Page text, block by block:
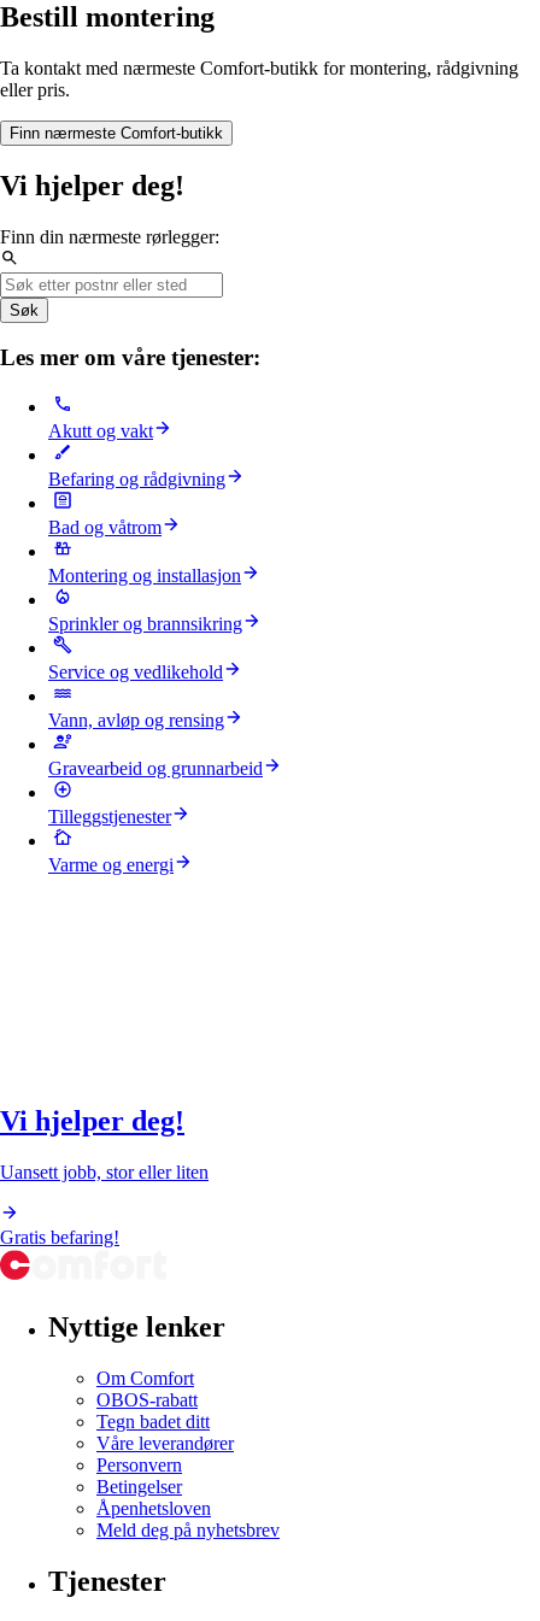
Bestill montering
Ta kontakt med nærmeste Comfort-butikk for montering, rådgivning
eller pris.
Finn nærmeste Comfort-butikk
Vi hjelper deg!
Finn din nærmeste rørlegger:
Søk
Les mer om våre tjenester:
Akutt og vakt
Befaring og rådgivning
Bad og våtrom
Montering og installasjon
Sprinkler og brannsikring
Service og vedlikehold
Vann, avløp og rensing
Gravearbeid og grunnarbeid
Tilleggstjenester
Varme og energi
Vi hjelper deg!
Uansett jobb, stor eller liten
Gratis befaring!
Nyttige lenker
Om Comfort
OBOS-rabatt
Tegn badet ditt
Våre leverandører
Personvern
Betingelser
Åpenhetsloven
Meld deg på nyhetsbrev
Tjenester